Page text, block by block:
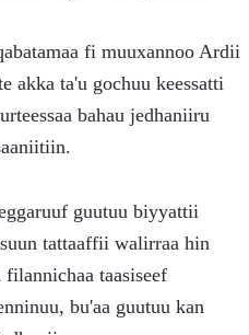
fi muuxannoo Ardii
akka ta'u gochuu keessatti
bahau jedhaniiru
guutuu biyyattii
tattaaffii walirraa hin
taasiseef
bu'aa guutuu kan